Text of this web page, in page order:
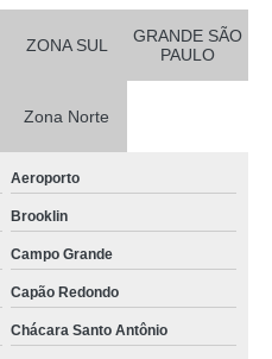
ZONA SUL
GRANDE SÃO
PAULO
Zona Norte
Aeroporto
Brooklin
Campo Grande
Capão Redondo
Chácara Santo Antônio